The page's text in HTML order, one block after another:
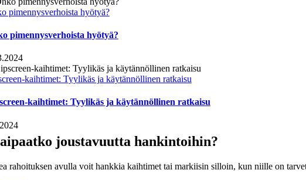
pimennysverhoista hyötyä?
pimennysverhoista hyötyä?
kaihtimet: Tyylikäs ja käytännöllinen ratkaisu
kaihtimet: Tyylikäs ja käytännöllinen ratkaisu
joustavuutta hankintoihin?
rahoituksen avulla voit hankkia kaihtimet tai markiisin silloin, kun niille on